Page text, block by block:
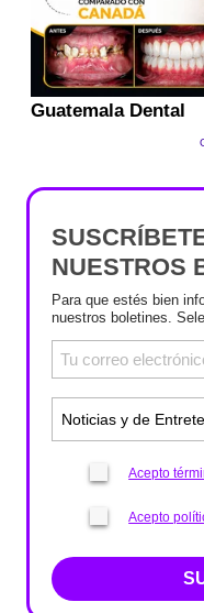
NUESTROS
Para que estés bien
nuestros boletines.
Acepto
Acepto